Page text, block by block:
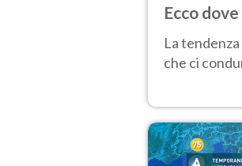
Ecco dove
La
che ci